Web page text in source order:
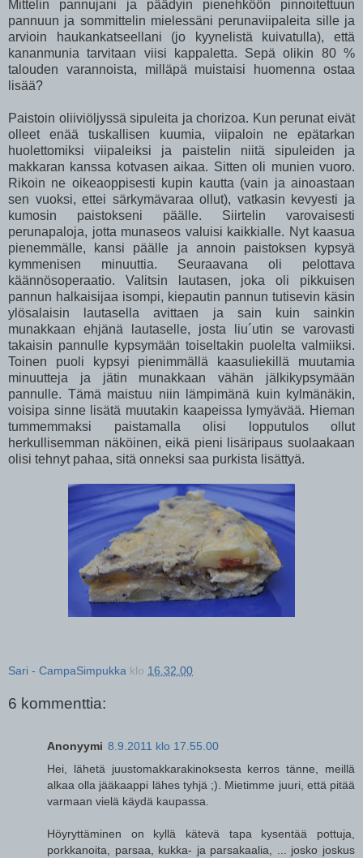
Mittelin pannujani ja päädyin pienehköön pinnoitettuun
pannuun ja sommittelin mielessäni perunaviipaleita sille ja
arvioin haukankatseellani (jo kyynelistä kuivatulla), että
kananmunia tarvitaan viisi kappaletta. Sepä olikin 80 %
talouden varannoista, milläpä muistaisi huomenna ostaa
lisää?
Paistoin oliiviöljyssä sipuleita ja chorizoa. Kun perunat eivät
olleet enää tuskallisen kuumia, viipaloin ne epätarkan
huolettomiksi viipaleiksi ja paistelin niitä sipuleiden ja
makkaran kanssa kotvasen aikaa. Sitten oli munien vuoro.
Rikoin ne oikeaoppisesti kupin kautta (vain ja ainoastaan
sen vuoksi, ettei särkymävaraa ollut), vatkasin kevyesti ja
kumosin paistokseni päälle. Siirtelin varovaisesti
perunapaloja, jotta munaseos valuisi kaikkialle. Nyt kaasua
pienemmälle, kansi päälle ja annoin paistoksen kypsyä
kymmenisen minuuttia. Seuraavana oli pelottava
käännösoperaatio. Valitsin lautasen, joka oli pikkuisen
pannun halkaisijaa isompi, kiepautin pannun tutisevin käsin
ylösalaisin lautasella avittaen ja sain kuin sainkin
munakkaan ehjänä lautaselle, josta liu´utin se varovasti
takaisin pannulle kypsymään toiseltakin puolelta valmiiksi.
Toinen puoli kypsyi pienimmällä kaasuliekillä muutamia
minuutteja ja jätin munakkaan vähän jälkikypsymään
pannulle. Tämä maistuu niin lämpimänä kuin kylmänäkin,
voisipa sinne lisätä muutakin kaapeissa lymyävää. Hieman
tummemmaksi paistamalla olisi lopputulos ollut
herkullisemman näköinen, eikä pieni lisäripaus suolaakaan
olisi tehnyt pahaa, sitä onneksi saa purkista lisättyä.
Sari - CampaSimpukka klo 16.32.00
6 kommenttia:
Anonyymi 8.9.2011 klo 17.55.00
Hei, lähetä juustomakkarakinoksesta kerros tänne, meillä
alkaa olla jääkaappi lähes tyhjä ;). Mietimme juuri, että pitää
varmaan vielä käydä kaupassa.
Höyryttäminen on kyllä kätevä tapa kysentää pottuja,
porkkanoita, parsaa, kukka- ja parsakaalia, ... josko joskus